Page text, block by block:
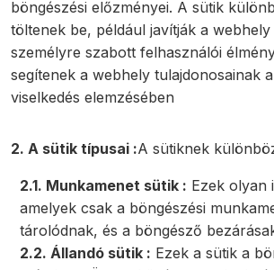
böngészési előzményei. A sütik
töltenek be, például javítják a webhely
személyre szabott felhasználói
segítenek a webhely tulajdonosainak
viselkedés elemzésében
2. A sütik típusai :A sütiknek
2.1. Munkamenet sütik : Ezek olyan
amelyek csak a böngészési
tárolódnak, és a böngésző
2.2. Állandó sütik : Ezek a sütik a